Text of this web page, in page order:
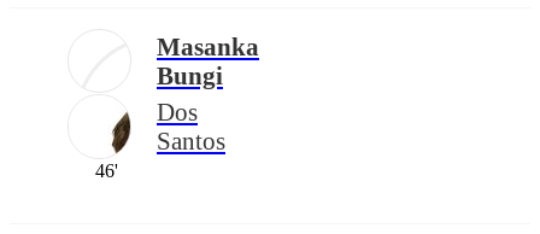
Masanka
Bungi
Dos
Santos
46'